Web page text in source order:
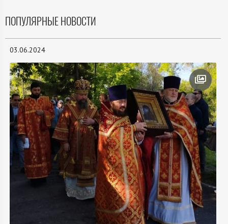
ПОПУЛЯРНЫЕ НОВОСТИ
03.06.2024